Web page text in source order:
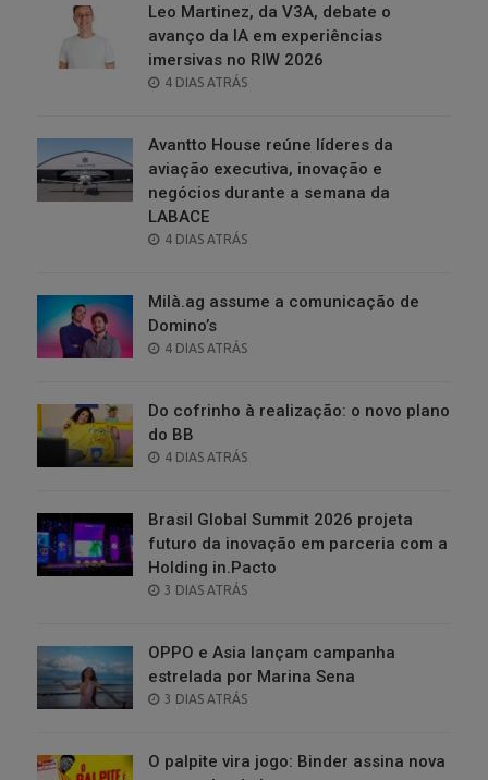
Leo Martinez, da V3A, debate o
avanço da IA em experiências
imersivas no RIW 2026
POSTED
4 DIAS ATRÁS
Avantto House reúne líderes da
aviação executiva, inovação e
negócios durante a semana da
LABACE
POSTED
4 DIAS ATRÁS
Milà.ag assume a comunicação de
Domino’s
POSTED
4 DIAS ATRÁS
Do cofrinho à realização: o novo plano
do BB
POSTED
4 DIAS ATRÁS
Brasil Global Summit 2026 projeta
futuro da inovação em parceria com a
Holding in.Pacto
POSTED
3 DIAS ATRÁS
OPPO e Asia lançam campanha
estrelada por Marina Sena
POSTED
3 DIAS ATRÁS
O palpite vira jogo: Binder assina nova